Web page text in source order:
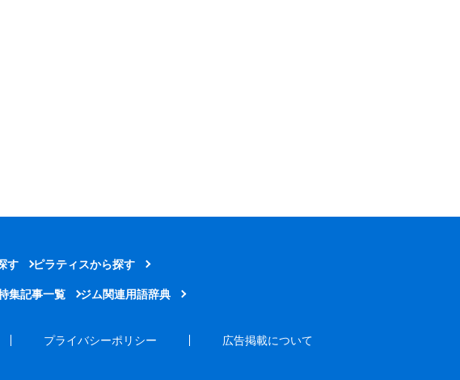
す ピラティスから探す
集記事一覧 ジム関連用語辞典
プライバシーポリシー 広告掲載について